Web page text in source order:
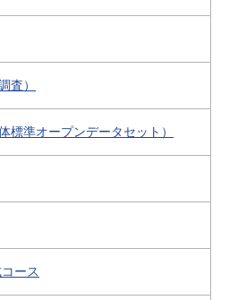
査）
標準オープンデータセット）
ース